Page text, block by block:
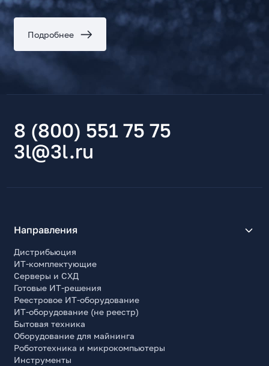
Подробнее
8 (800) 551 75 75
3l@3l.ru
Направления
Дистрибьюция
ИТ-комплектующие
Серверы и СХД
Готовые ИТ-решения
Реестровое ИТ-оборудование
ИТ-оборудование (не реестр)
Бытовая техника
Оборудование для майнинга
Робототехника и микрокомпьютеры
Инструменты